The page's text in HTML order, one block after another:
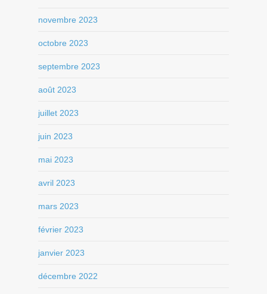
novembre 2023
octobre 2023
septembre 2023
août 2023
juillet 2023
juin 2023
mai 2023
avril 2023
mars 2023
février 2023
janvier 2023
décembre 2022